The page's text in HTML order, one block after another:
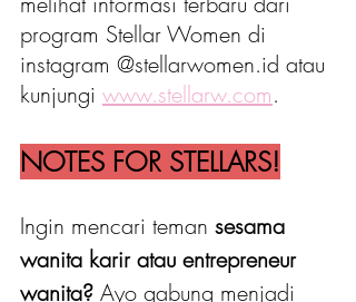
program Stellar Women di
instagram @stellarwomen.id atau
kunjungi www.stellarw.com.
NOTES FOR STELLARS!
Ingin mencari teman sesama
wanita karir atau entrepreneur
wanita? Ayo gabung menjadi